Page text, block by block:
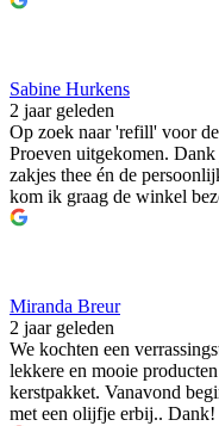
Sabine Hurkens
2 jaar geleden
Op zoek naar 'refill' voor
Proeven uitgekomen.
zakjes thee én de
kom ik graag de winkel
Miranda Breur
2 jaar geleden
We kochten een
lekkere en mooie
kerstpakket. Vanavond
met een olijfje erbij.. Dank!